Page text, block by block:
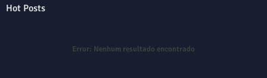
Hot Posts
Error: Nenhum resultado encontrado